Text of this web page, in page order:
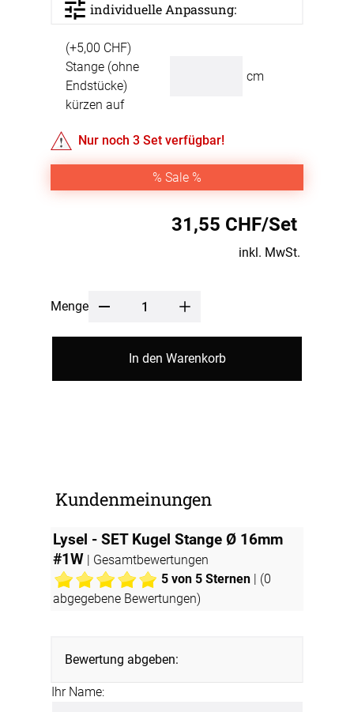
individuelle Anpassung:
(+5,00 CHF)
Stange (ohne
Endstücke)
kürzen auf
cm
Nur noch3 Set verfügbar!
% Sale %
31,55 CHF/Set
inkl. MwSt.
Menge
In den Warenkorb
Kundenmeinungen
Lysel - SET Kugel Stange Ø 16mm
#1W | Gesamtbewertungen
5 von 5 Sternen | (0
abgegebene Bewertungen)
Bewertung abgeben:
Ihr Name: